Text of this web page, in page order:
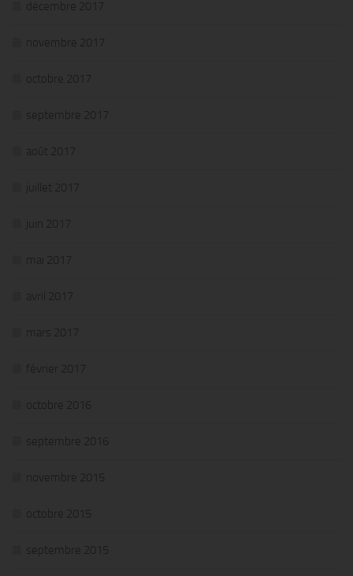
décembre 2017
novembre 2017
octobre 2017
septembre 2017
août 2017
juillet 2017
juin 2017
mai 2017
avril 2017
mars 2017
février 2017
octobre 2016
septembre 2016
novembre 2015
octobre 2015
septembre 2015